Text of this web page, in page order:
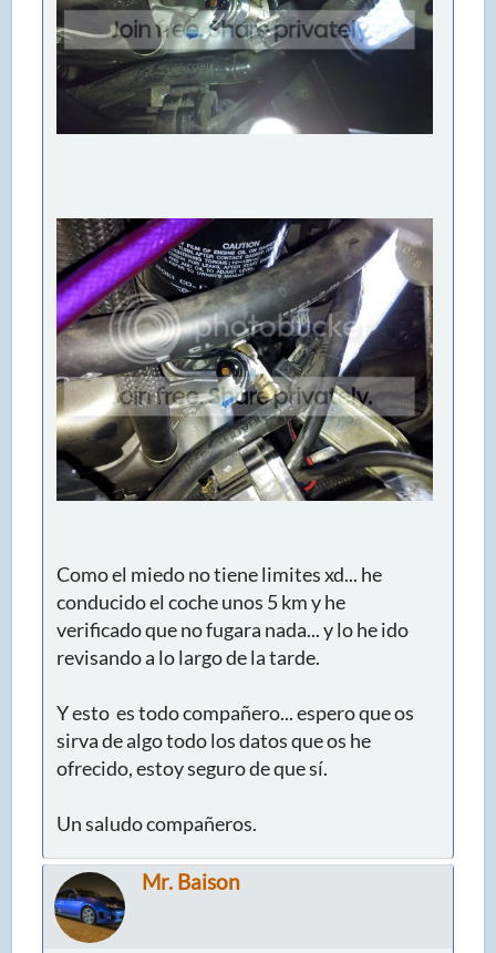
Como el miedo no tiene limites xd... he
conducido el coche unos 5 km y he
verificado que no fugara nada... y lo he ido
revisando a lo largo de la tarde.
Y esto es todo compañero... espero que os
sirva de algo todo los datos que os he
ofrecido, estoy seguro de que sí.
Un saludo compañeros.
Mr. Baison